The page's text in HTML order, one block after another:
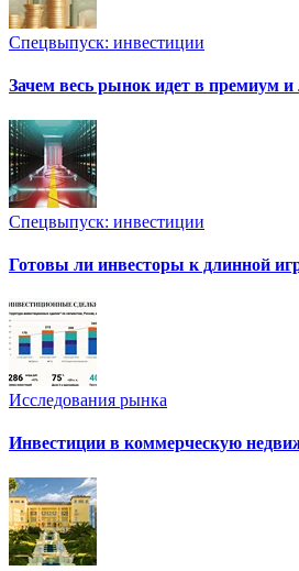
Спецвыпуск: инвестиции
Зачем весь рынок идет в премиум
Спецвыпуск: инвестиции
Готовы ли инвесторы к длинной
Исследования рынка
Инвестиции в коммерческую